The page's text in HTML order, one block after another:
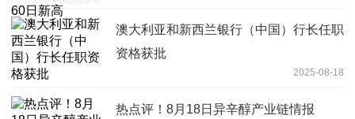
澳大利亚和新西兰银行（中国）行长任职
资格获批
2025-08-18
热点评！8月18日异辛醇产业链情报